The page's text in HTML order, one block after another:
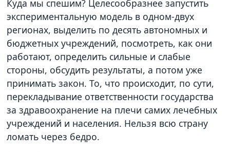
Куда мы спешим? Целесообразнее запустить
экспериментальную модель в одном-двух
регионах, выделить по десять автономных и
бюджетных учреждений, посмотреть, как они
работают, определить сильные и слабые
стороны, обсудить результаты, а потом уже
принимать закон. То, что происходит, по сути,
перекладывание ответственности государства
за здравоохранение на плечи самих лечебных
учреждений и населения. Нельзя всю страну
ломать через бедро.